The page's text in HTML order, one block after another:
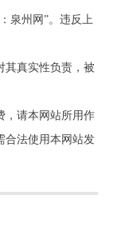
泉州网”。违反上
其真实性负责，被
，请本网站所用作
合法使用本网站发